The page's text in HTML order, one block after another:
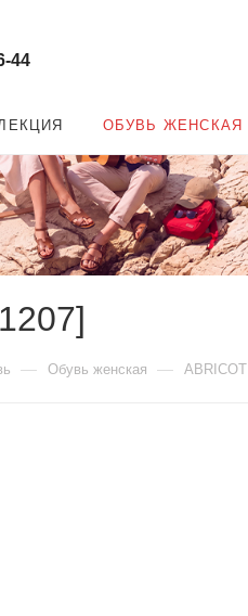
44
ОБУВЬ ЖЕНСКАЯ
— Обувь женская — ABRICOT